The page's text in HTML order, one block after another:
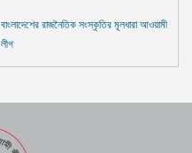
বাংলাদেশের রাজনৈতিক সংস্কৃতির মূলধারা আওয়ামী
লীগ